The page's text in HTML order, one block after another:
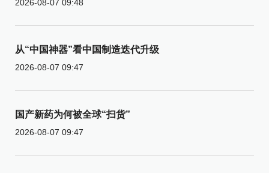
2026-08-07 09:48
从“中国神器”看中国制造迭代升级
2026-08-07 09:47
国产新药为何被全球“扫货”
2026-08-07 09:47